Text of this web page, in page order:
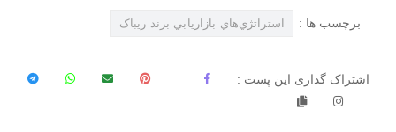
برچسب ها : استراتژي‌هاي بازاريابي برند ريباک
اشتراک گذاری این پست :